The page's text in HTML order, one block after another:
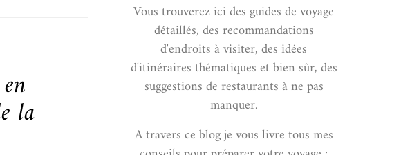
la
Vous trouverez ici des guides de voyage
détaillés, des recommandations
d'endroits à visiter, des idées
d'itinéraires thématiques et bien sûr, des
suggestions de restaurants à ne pas
manquer.
A travers ce blog je vous livre tous mes